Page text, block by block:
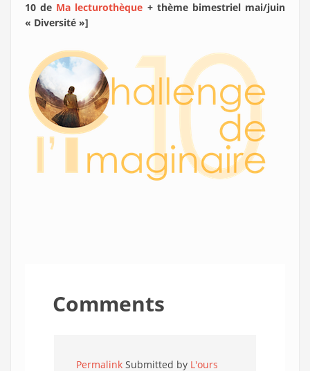
10 de Ma lecturothèque + thème bimestriel mai/juin
« Diversité »]
Comments
Permalink Submitted by L'ours